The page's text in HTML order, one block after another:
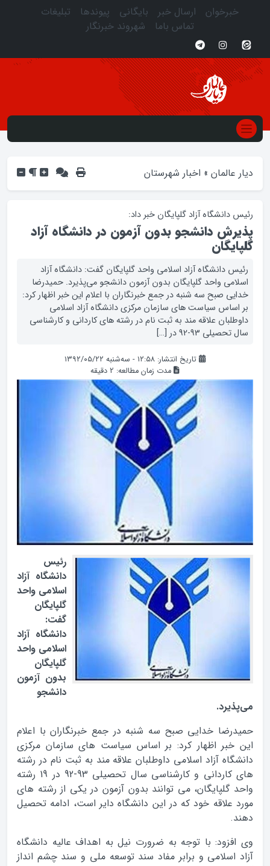
خبرخوان ارسال خبر بایگانی پیوندها
تبلیغات
تماس باما
شهروند خبرنگار
دیار عالمان » اخبار شهرستان
رئیس دانشگاه آزاد گلپایگان خبر داد:
پذیرش دانشجو بدون آزمون در دانشگاه آزاد
گلپایگان
رئیس دانشگاه آزاد اسلامی واحد گلپایگان گفت: دانشگاه آزاد
اسلامی واحد گلپایگان بدون آزمون دانشجو می‌پذیرد. حمیدرضا
خدایی صبح سه شنبه در جمع خبرنگاران با اعلام این خبر اظهار کرد:
بر اساس سیاست های سازمان مرکزی دانشگاه آزاد اسلامی
داوطلبان علاقه مند به ثبت نام در رشته های کاردانی و کارشناسی
سال تحصیلی 93-92 در […]
تاریخ انتشار: ۱۲:۵۸ - سه‌شنبه ۱۳۹۲/۰۵/۲۲
مدت زمان مطالعه: 2 دقیقه
رئیس
دانشگاه آزاد
اسلامی واحد
گلپایگان
گفت:
دانشگاه آزاد
اسلامی واحد
گلپایگان
بدون آزمون
دانشجو
می‌پذیرد.
حمیدرضا خدایی صبح سه شنبه در جمع خبرنگاران با اعلام
این خبر اظهار کرد: بر اساس سیاست های سازمان مرکزی
دانشگاه آزاد اسلامی داوطلبان علاقه مند به ثبت نام در رشته
های کاردانی و کارشناسی سال تحصیلی 93-92 در 19 رشته
واحد گلپایگان، می توانند بدون آزمون در یکی از رشته های
مورد علاقه خود که در این دانشگاه دایر است، ادامه تحصیل
دهند.
وی افزود: با توجه به ضرورت نیل به اهداف عالیه دانشگاه
آزاد اسلامی و برابر مفاد سند توسعه ملی و سند چشم انداز